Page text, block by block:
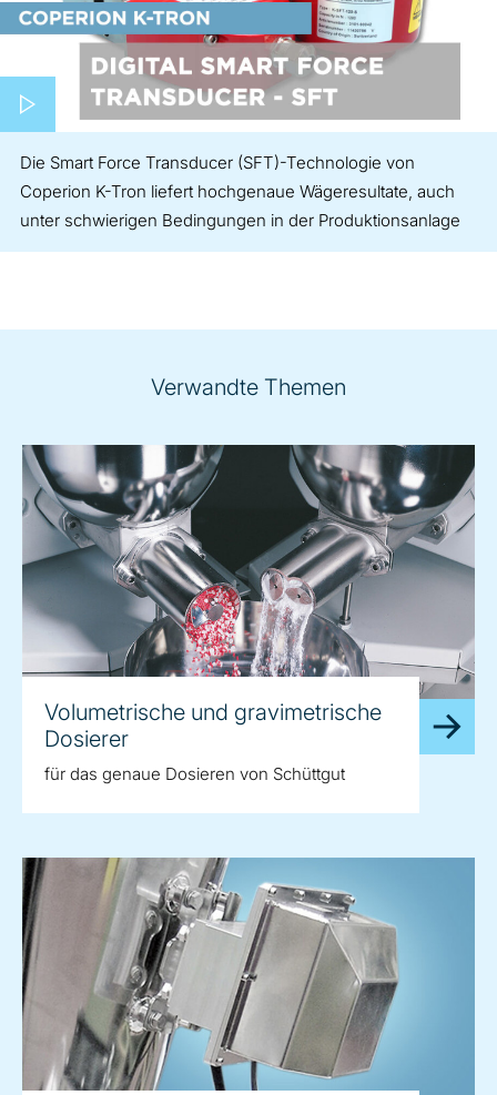
Play video
Die Smart Force Transducer (SFT)-Technologie von
Coperion K-Tron liefert hochgenaue Wägeresultate, auch
unter schwierigen Bedingungen in der Produktionsanlage
Verwandte Themen
Volumetrische und gravimetrische
Dosierer
für das genaue Dosieren von Schüttgut